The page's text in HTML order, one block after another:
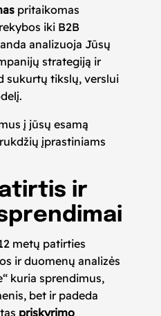
pritaikomas
iki B2B
analizuoja Jūsų
strategiją ir
sukurtų tikslų, verslui
į jūsų esamą
įprastiniams
ir
metų patirties
ir duomenų analizės
kuria sprendimus,
bet ir padeda
priskyrimo